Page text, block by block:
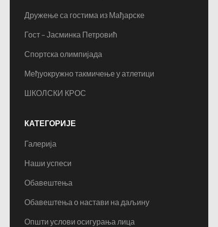
Дружење са гостима из Мађарске
Гост – Јасминка Петровић
Спортска олимпијада
Међуокружно такмичење у атлетици
ШКОЛСКИ КРОС
КАТЕГОРИЈЕ
Галерија
Наши успеси
Обавештења
Обавештења о настави на даљину
Општи услови осигурања лица